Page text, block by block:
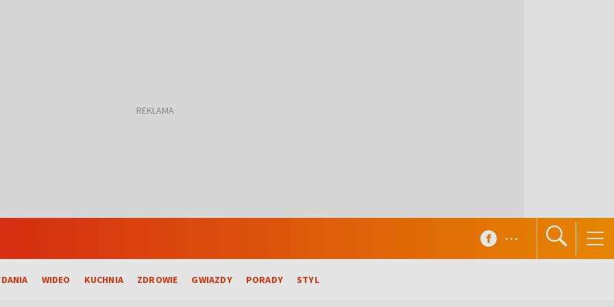
WIDEO KUCHNIA ZDROWIE GWIAZDY PORADY STYL
...